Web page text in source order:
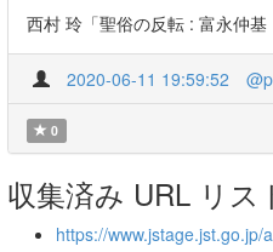
西村 玲「聖俗の反転 : 富永仲
2020-06-11 19:59:52
0
収集済み URL リス
https://